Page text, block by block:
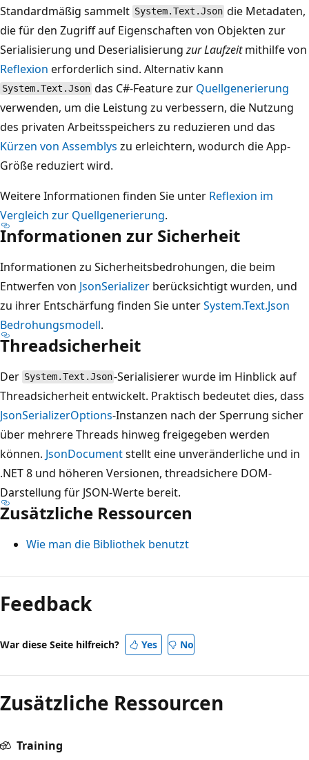
Standardmäßig sammelt System.Text.Json die Metadaten,
die für den Zugriff auf Eigenschaften von Objekten zur
Serialisierung und Deserialisierungzur Laufzeitmithilfe von
Reflexion erforderlich sind. Alternativ kann
System.Text.Json das C#-Feature zur Quellgenerierung
verwenden, um die Leistung zu verbessern, die Nutzung
des privaten Arbeitsspeichers zu reduzieren und das
Kürzen von Assemblys zu erleichtern, wodurch die App-
Größe reduziert wird.
Weitere Informationen finden Sie unter Reflexion im
Vergleich zur Quellgenerierung.
Informationen zur Sicherheit
Informationen zu Sicherheitsbedrohungen, die beim
Entwerfen von JsonSerializer berücksichtigt wurden, und
zu ihrer Entschärfung finden Sie unterSystem.Text.Json
Bedrohungsmodell.
Threadsicherheit
Der System.Text.Json-Serialisierer wurde im Hinblick auf
Threadsicherheit entwickelt. Praktisch bedeutet dies, dass
JsonSerializerOptions-Instanzen nach der Sperrung sicher
über mehrere Threads hinweg freigegeben werden
können. JsonDocumentstellt eine unveränderliche und in
.NET 8 und höheren Versionen, threadsichere DOM-
Darstellung für JSON-Werte bereit.
Zusätzliche Ressourcen
Wie man die Bibliothek benutzt
Lesemodus
deaktiviert
Feedback
War diese Seite hilfreich? Yes No
Zusätzliche Ressourcen
Training